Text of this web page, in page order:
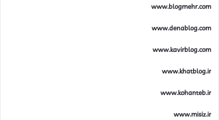
www.blogmehr.com
www.denablog.com
www.kavirblog.com
www.khatblog.ir
www.kohanteb.ir
www.misiz.ir